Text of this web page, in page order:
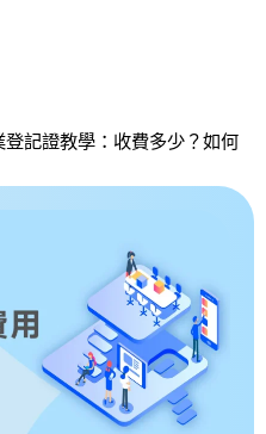
記證教學：收費多少？如何